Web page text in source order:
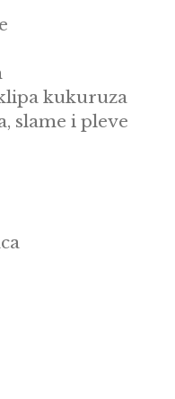
kukuruza
slame i pleve